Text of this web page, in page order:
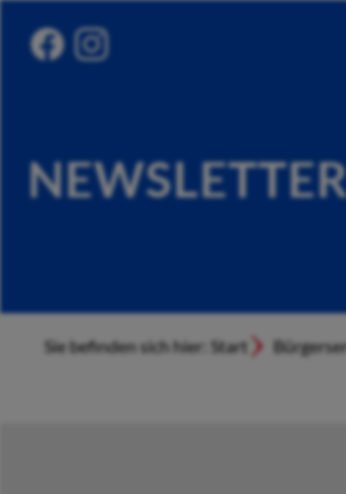
Sie befinden sich hier: Start